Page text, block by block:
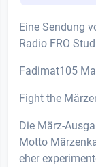
Eine Sendung
Radio FRO
Fadimat105
Fight the
Die März-
Motto
eher